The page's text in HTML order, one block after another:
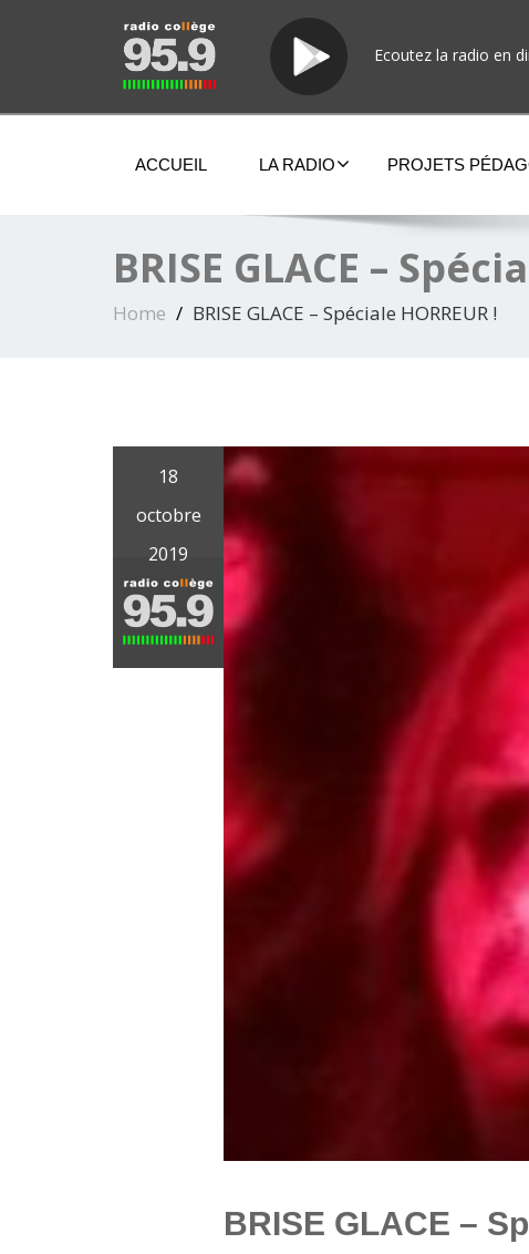
Ecoutez la radio en
ACCUEIL LA RADIO PROJETS
BRISE GLACE –
Home BRISE GLACE – Spéciale HORREUR !
18
octobre
2019
BRISE GLACE –